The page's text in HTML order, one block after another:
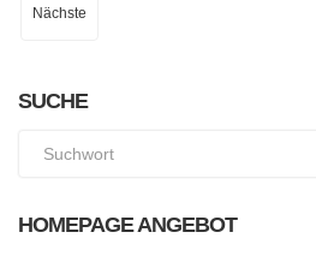
Nächste
SUCHE
HOMEPAGE ANGEBOT